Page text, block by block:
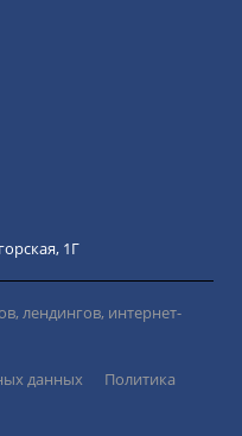
1Г
лендингов, интернет-
данных
Политика